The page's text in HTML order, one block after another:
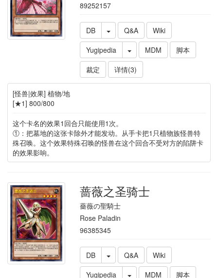
89252157
DB Q&A
Wiki
Yugipedia
MDM
脚本
裁定
详情(3)
[怪兽|效果] 植物/地
[★1] 800/800
这个卡名的效果1回合只能使用1次。
①：把墓地的这张卡除外才能发动。从手卡把1只植物族怪兽特
殊召唤。这个效果特殊召唤的怪兽在这个回合不受对方的陷阱卡
的效果影响。
蔷薇之圣骑士
薔薇の聖騎士
Rose Paladin
96385345
DB Q&A
Wiki
Yugipedia
MDM
脚本